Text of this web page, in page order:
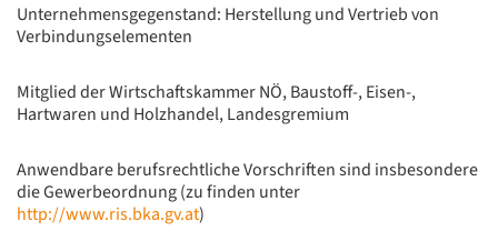
Unternehmensgegenstand: Herstellung und Vertrieb von
Verbindungselementen
Mitglied der Wirtschaftskammer NÖ, Baustoff-, Eisen-,
Hartwaren und Holzhandel, Landesgremium
Anwendbare berufsrechtliche Vorschriften sind insbesondere
die Gewerbeordnung (zu finden unter
http://www.ris.bka.gv.at)